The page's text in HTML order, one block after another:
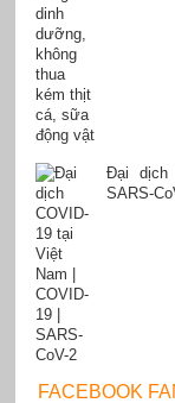
Đại dịch
SARS-
FACEBOOK